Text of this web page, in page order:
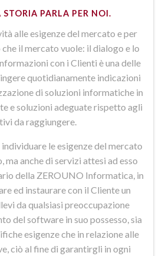
PARLA PER NOI.
alle esigenze del mercato e per
il mercato vuole: il dialogo e lo
con i Clienti è una delle
quotidianamente indicazioni
di soluzioni informatiche in
e soluzioni adeguate rispetto agli
da raggiungere.
le esigenze del mercato
anche di servizi attesi ad esso
della ZEROUNO Informatica, in
ed instaurare con il Cliente un
da qualsiasi preoccupazione
del software in suo possesso, sia
esigenze che in relazione alle
ciò al fine di garantirgli in ogni